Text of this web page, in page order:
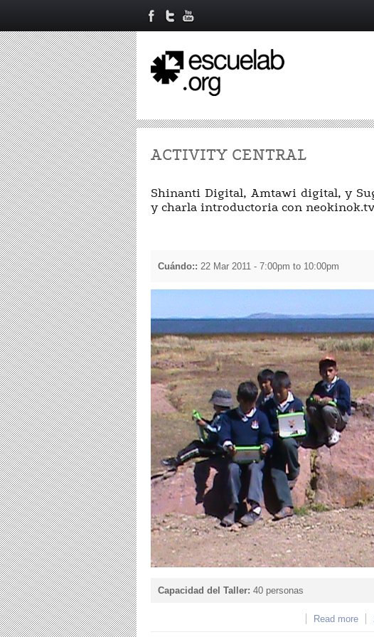
ACTIVITY CENTRAL
Shinanti Digital, Amtawi digital, y
y charla introductoria con
Cuándo:: 22 Mar 2011 - 7:00pm to 10:00pm
Capacidad del Taller: 40 personas
Read more